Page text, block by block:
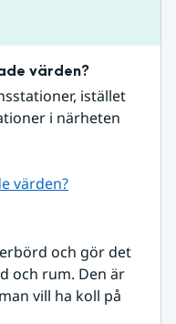
värden?
istället
i närheten
värden?
och gör det
och rum. Den är
vill ha koll på